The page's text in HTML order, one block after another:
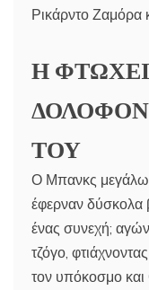
Ρικάρντο Ζαμόρα
Η
ΤΟΥ
Ο Μπανκς
έφερναν δύσκολα
ένας συνεχή;
τζόγο,
τον υπόκοσμο και